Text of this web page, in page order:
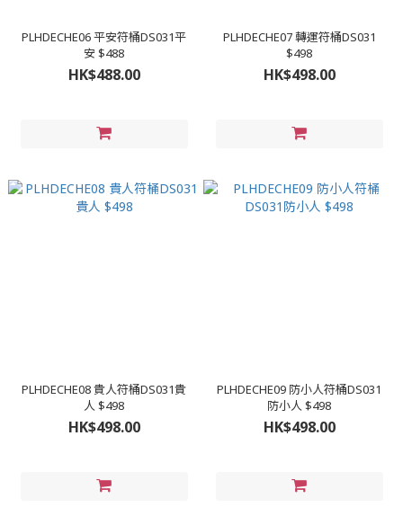
PLHDECHE06 平安符桶DS031平
安 $488
HK$488.00
PLHDECHE07 轉運符桶DS031
$498
HK$498.00
PLHDECHE08 貴人符桶DS031貴
人 $498
HK$498.00
PLHDECHE09 防小人符桶DS031
防小人 $498
HK$498.00